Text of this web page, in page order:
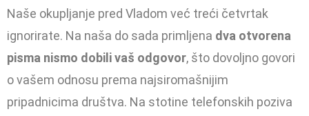
Naše okupljanje pred Vladom već treći četvrtak
ignorirate. Na naša do sada primljena dva otvorena
pisma nismo dobili vaš odgovor, što dovoljno govori
o vašem odnosu prema najsiromašnijim
pripadnicima društva. Na stotine telefonskih poziva